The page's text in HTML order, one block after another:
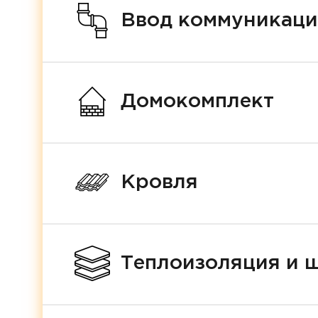
Ввод
Домокомплект
Кровля
Теплоизоляция и